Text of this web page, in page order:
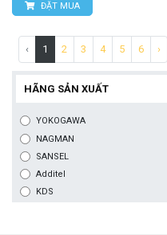
ĐẶT MUA
‹ 1 2 3 4 5 6 ›
HÃNG SẢN XUẤT
YOKOGAWA
NAGMAN
SANSEL
Additel
KDS